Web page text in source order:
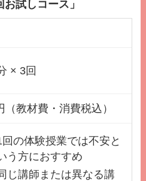
試しコース」
× 3回
（教材費・消費税込）
回の体験授業では不安と
う方におすすめ
じ講師または異なる講